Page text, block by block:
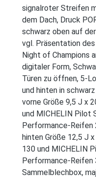
signalroter Streifen
dem Dach, Druck
schwarz oben auf
vgl. Präsentation
Night of Champions
digitaler Form,
Türen zu öffnen, 5-
und hinten in
vorne Größe 9,5 J x
und MICHELIN Pilot
Performance-Reifen
hinten Größe 12,5 J
130 und MICHELIN
Performance-Reifen
Sammelblechbox,